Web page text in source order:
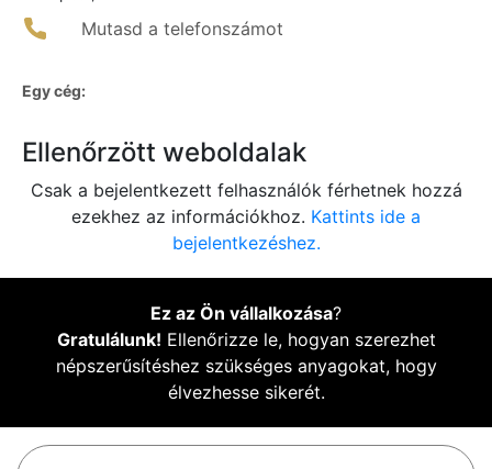
Mutasd a telefonszámot
Egy cég:
Ellenőrzött weboldalak
Csak a bejelentkezett felhasználók férhetnek hozzá
ezekhez az információkhoz. Kattints ide a
bejelentkezéshez.
Ez az Ön vállalkozása?
Gratulálunk! Ellenőrizze le, hogyan szerezhet
népszerűsítéshez szükséges anyagokat, hogy
élvezhesse sikerét.